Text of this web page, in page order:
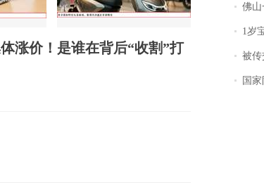
涨价！是谁在背后“收割”打
佛山一中
1岁宝宝碰
被传交付严重
国家